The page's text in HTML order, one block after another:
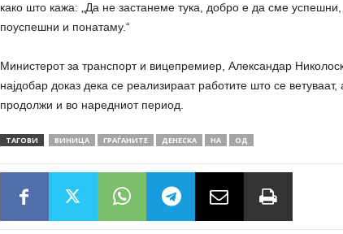
како што кажа: „Да не застанеме тука, добро е да сме
поуспешни и понатаму.“
Министерот за транспорт и вицепремиер, Александар
најдобар доказ дека се реализираат работите што се
продолжи и во наредниот период.
ТАГОВИ ВИНИЦА ГРАЃАНИТЕ ДЕНЕСКА НА ОД